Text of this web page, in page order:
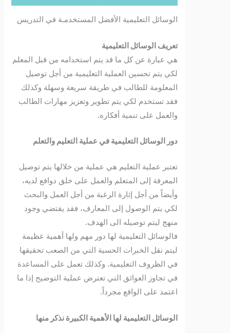
الوسائل التعليمية الأفضل المستخدمـة في التدريس
تعريف الوسائل التعليمية
هي عبارة عن كل ما قد يتم استخدامه من قبل المعلم
لكي يتم تحسين العملية التعليمية من أجل توصيل
المعلومة للطالب في طريقة سريعة وسهلة وكذلك
فقد تستخدم لكي يتم تطوير وتعزيز مهارات الطالب
والعمل على تنمية أفكاره.
دور الوسائل التعليمية في عملية التعليم والتعلم
تعتبر عملية التعليم هي عملية من خلالها يتم توصيل
المعرفة إلى المتعلم والعمل على خلق دوافع لديه،
وأيضاً من أجل إثارة الرغبة من أجل العمل والبحث
لكي يتم الوصول إلى المعارف، فقد يقتضي وجود
منهج ليتم توصيله الى الهدف.
فالوسائل التعليمية لها دور مهم ولها أهمية عظيمة
ليتم نقل الخبرات الحسية التي من الصعب تحقيقها
في الظروف التعليمية. وكذلك تعمل على المساعدة
في تجاوز العوائق التي تعترض عملية التوضيح إذا ما
اعتمد على الواقع مجرداً.
الوسائل التعليمية لها الأهمية الكبيرة نذكر منها